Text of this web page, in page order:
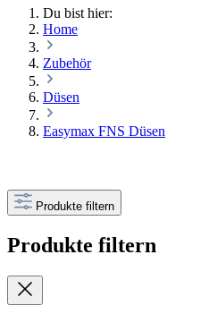
Du bist hier:
Home
Zubehör
Düsen
Easymax FNS Düsen
Produkte filtern
Produkte filtern